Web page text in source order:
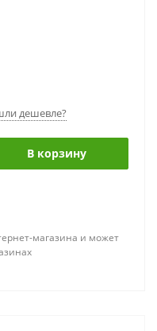
дешевле?
В корзину
магазина и может